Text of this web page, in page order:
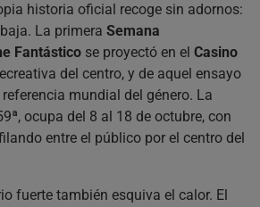
historia oficial recoge sin adornos:
La primera Semana
Fantástico se proyectó en el Casino
del centro, y de aquel ensayo
mundial del género. La
ocupa del 8 al 18 de octubre, con
entre el público por el centro del
fuerte también esquiva el calor. El